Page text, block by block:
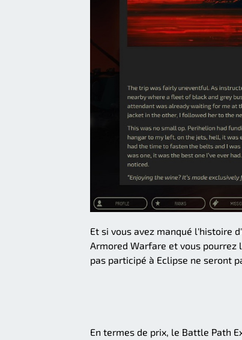
Et si vous avez manqué l'histoire
Armored Warfare et vous pourrez
pas participé à Eclipse ne seront
En termes de prix, le Battle Path